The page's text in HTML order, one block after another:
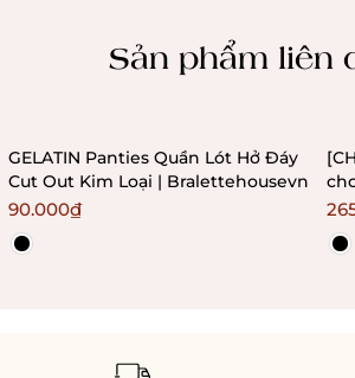
Sản phẩm liên
GELATIN Panties Quần Lót Hở Đáy
Cut Out Kim Loại | Bralettehousevn
90.000₫